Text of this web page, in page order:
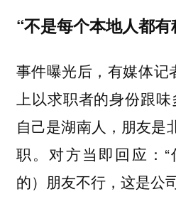
“不是每个本地人都有
事件曝光后，有媒体记
上以求职者的身份跟
自己是湖南人，朋友是
职。对方当即回应：
的）朋友不行，这是公